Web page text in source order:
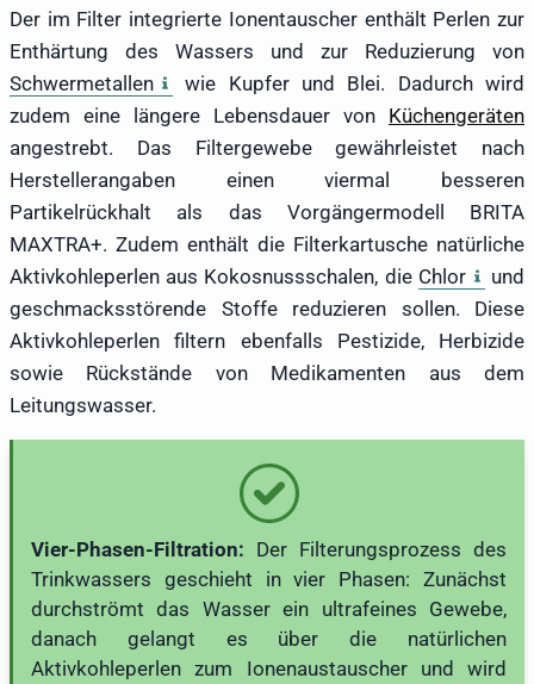
Der im Filter integrierte Ionentauscher enthält Perlen zur
Enthärtung des Wassers und zur Reduzierung von
Schwermetallen
wie Kupfer und Blei. Dadurch wird
zudem eine längere Lebensdauer von Küchengeräten
angestrebt. Das Filtergewebe gewährleistet nach
Herstellerangaben einen viermal besseren
Partikelrückhalt als das Vorgängermodell BRITA
MAXTRA+. Zudem enthält die Filterkartusche natürliche
Aktivkohleperlen aus Kokosnussschalen, die Chlor
und
geschmacksstörende Stoffe reduzieren sollen. Diese
Aktivkohleperlen filtern ebenfalls Pestizide, Herbizide
sowie Rückstände von Medikamenten aus dem
Leitungswasser.
Vier-Phasen-Filtration: Der Filterungsprozess des
Trinkwassers geschieht in vier Phasen: Zunächst
durchströmt das Wasser ein ultrafeines Gewebe,
danach gelangt es über die natürlichen
Aktivkohleperlen zum Ionenaustauscher und wird